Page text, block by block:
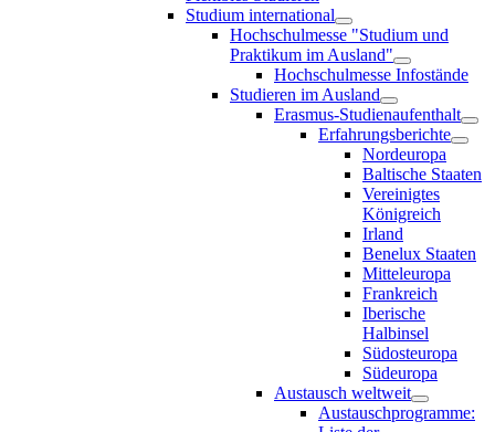
Studium international
Hochschulmesse "Studium und
Praktikum im Ausland"
Hochschulmesse Infostände
Studieren im Ausland
Erasmus-Studienaufenthalt
Erfahrungsberichte
Nordeuropa
Baltische Staaten
Vereinigtes
Königreich
Irland
Benelux Staaten
Mitteleuropa
Frankreich
Iberische
Halbinsel
Südosteuropa
Südeuropa
Austausch weltweit
Austauschprogramme: